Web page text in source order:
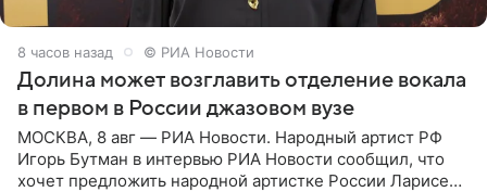
8 часов назад © РИА Новости
Долина может возглавить отделение вокала
в первом в России джазовом вузе
МОСКВА, 8 авг — РИА Новости. Народный артист РФ
Игорь Бутман в интервью РИА Новости сообщил, что
хочет предложить народной артистке России Ларисе